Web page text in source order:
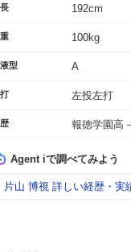
192cm
100kg
型 A
左投左打
報徳学園高
Agent iで調べてみよう
片山 博視 詳しい経歴・実